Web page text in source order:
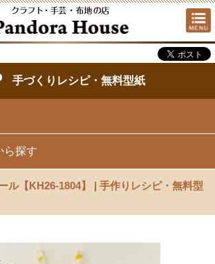
手づくりレシピ・無料型紙
ら探す
ル【KH26-1804】 | 手作りレシピ・無料型